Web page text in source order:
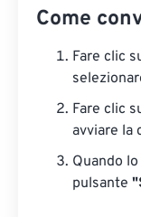
Come
Fare clic
Fare clic
avviare la
Quando
pulsante